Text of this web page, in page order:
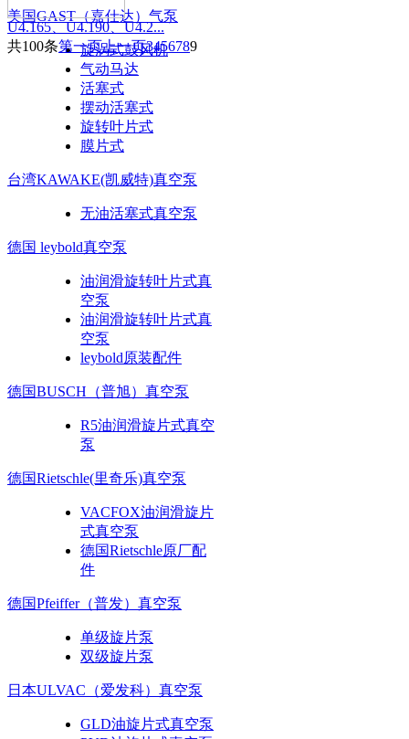
美国GAST（嘉仕达）气泵
旋涡式鼓风机
气动马达
活塞式
摆动活塞式
旋转叶片式
膜片式
台湾KAWAKE(凯威特)真空泵
无油活塞式真空泵
德国 leybold真空泵
油润滑旋转叶片式真
空泵
油润滑旋转叶片式真
空泵
leybold原装配件
德国BUSCH（普旭）真空泵
R5油润滑旋片式真空
泵
德国Rietschle(里奇乐)真空泵
VACFOX油润滑旋片
式真空泵
德国Rietschle原厂配
件
德国Pfeiffer（普发）真空泵
单级旋片泵
双级旋片泵
日本ULVAC（爱发科）真空泵
GLD油旋片式真空泵
U4.165、U4.190、U4.2...
共100条第一页上一页3456789